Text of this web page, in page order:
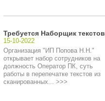
Требуется Наборщик текстов
15-10-2022
Организация "ИП Попова Н.Н."
открывает набор сотрудников на
должность Оператор ПК, суть
работы в перепечатке текстов из
сканированных... >>>